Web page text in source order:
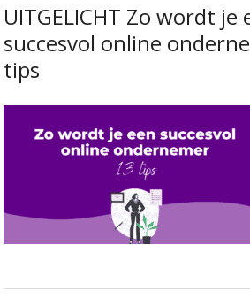
UITGELICHT Zo wordt je
succesvol online
tips